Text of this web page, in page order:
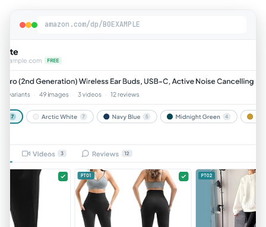
amazon.com/dp/B0EXAMPLE